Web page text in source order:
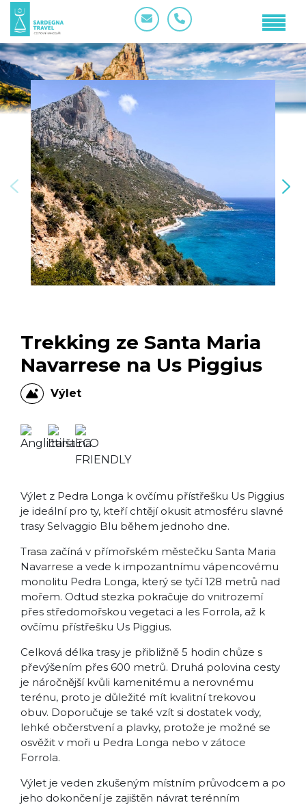
Trekking ze Santa Maria
Navarrese na Us Piggius
Výlet
Výlet z Pedra Longa k ovčímu přístřešku Us Piggius
je ideální pro ty, kteří chtějí okusit atmosféru slavné
trasy Selvaggio Blu během jednoho dne.
Trasa začíná v přímořském městečku Santa Maria
Navarrese a vede k impozantnímu vápencovému
monolitu Pedra Longa, který se tyčí 128 metrů nad
mořem. Odtud stezka pokračuje do vnitrozemí
přes středomořskou vegetaci a les Forrola, až k
ovčímu přístřešku Us Piggius.
Celková délka trasy je přibližně 5 hodin chůze s
převýšením přes 600 metrů. Druhá polovina cesty
je náročnější kvůli kamenitému a nerovnému
terénu, proto je důležité mít kvalitní trekovou
obuv. Doporučuje se také vzít si dostatek vody,
lehké občerstvení a plavky, protože je možné se
osvěžit v moři u Pedra Longa nebo v zátoce
Forrola.
Výlet je veden zkušeným místním průvodcem a po
jeho dokončení je zajištěn návrat terénním